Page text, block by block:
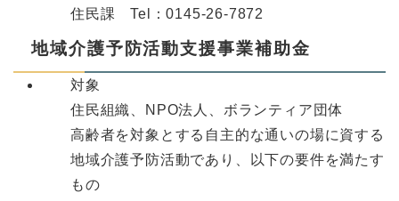
住民課 Tel：0145-26-7872
地域介護予防活動支援事業補助金
対象
住民組織、NPO法人、ボランティア団体
高齢者を対象とする自主的な通いの場に資する
地域介護予防活動であり、以下の要件を満たす
もの